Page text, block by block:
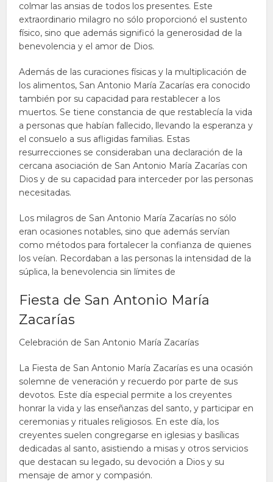
colmar las ansias de todos los presentes. Este
extraordinario milagro no sólo proporcionó el sustento
físico, sino que además significó la generosidad de la
benevolencia y el amor de Dios.
Además de las curaciones físicas y la multiplicación de
los alimentos, San Antonio María Zacarías era conocido
también por su capacidad para restablecer a los
muertos. Se tiene constancia de que restablecía la vida
a personas que habían fallecido, llevando la esperanza y
el consuelo a sus afligidas familias. Estas
resurrecciones se consideraban una declaración de la
cercana asociación de San Antonio María Zacarías con
Dios y de su capacidad para interceder por las personas
necesitadas.
Los milagros de San Antonio María Zacarías no sólo
eran ocasiones notables, sino que además servían
como métodos para fortalecer la confianza de quienes
los veían. Recordaban a las personas la intensidad de la
súplica, la benevolencia sin límites de
Fiesta de San Antonio María
Zacarías
Celebración de San Antonio María Zacarías
La Fiesta de San Antonio María Zacarías es una ocasión
solemne de veneración y recuerdo por parte de sus
devotos. Este día especial permite a los creyentes
honrar la vida y las enseñanzas del santo, y participar en
ceremonias y rituales religiosos. En este día, los
creyentes suelen congregarse en iglesias y basílicas
dedicadas al santo, asistiendo a misas y otros servicios
que destacan su legado, su devoción a Dios y su
mensaje de amor y compasión.